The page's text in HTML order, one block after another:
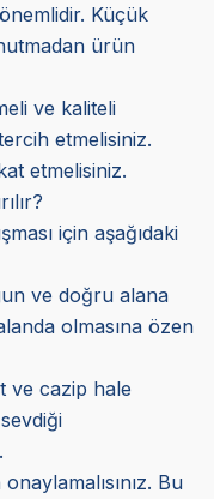
Küçük
ürün
ve kaliteli
etmelisiniz.
etmelisiniz.
için aşağıdaki
ve doğru alana
olmasına özen
ve cazip hale
Bu